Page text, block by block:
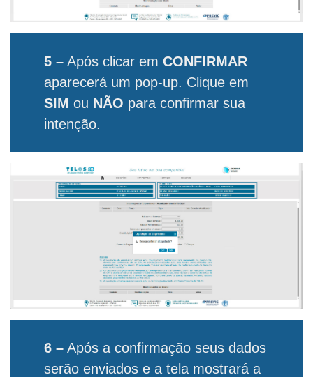
5 –Após clicar em CONFIRMAR
aparecerá um pop-up. Clique em
SIM ou NÃO para confirmar sua
intenção.
6 –Após a confirmação seus dados
serão enviados e a tela mostrará a